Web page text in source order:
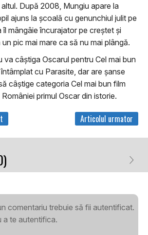
După 2008, Mungiu apare la
ajuns la şcoală cu genunchiul julit pe
mângâie încurajator pe creştet şi
pic mai mare ca să nu mai plângă.
va câştiga Oscarul pentru Cel mai bun
cu Parasite, dar are şanse
câştige categoria Cel mai bun film
primul Oscar din istorie.
Articolul urmator
comentariu trebuie să fii autentificat.
a te autentifica.